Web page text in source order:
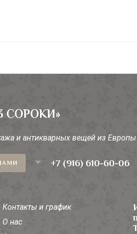
СОРОКИ»
и антикварных вещей из Европы
+7 (916) 610-60-06
Контакты и график
О нас